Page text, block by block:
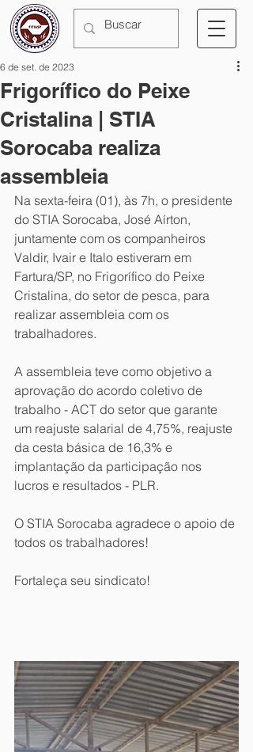
Frigorífico do Peixe
Cristalina | STIA
Sorocaba realiza
assembleia
6 de set. de 2023
Na sexta-feira (01), às 7h, o presidente
do STIA Sorocaba, José Aírton,
juntamente com os companheiros
Valdir, Ivair e Italo estiveram em
Fartura/SP, no Frigorífico do Peixe
Cristalina, do setor de pesca, para
realizar assembleia com os
trabalhadores.
A assembleia teve como objetivo a
aprovação do acordo coletivo de
trabalho - ACT do setor que garante
um reajuste salarial de 4,75%, reajuste
da cesta básica de 16,3% e
implantação da participação nos
lucros e resultados - PLR.
O STIA Sorocaba agradece o apoio de
todos os trabalhadores!
Fortaleça seu sindicato!